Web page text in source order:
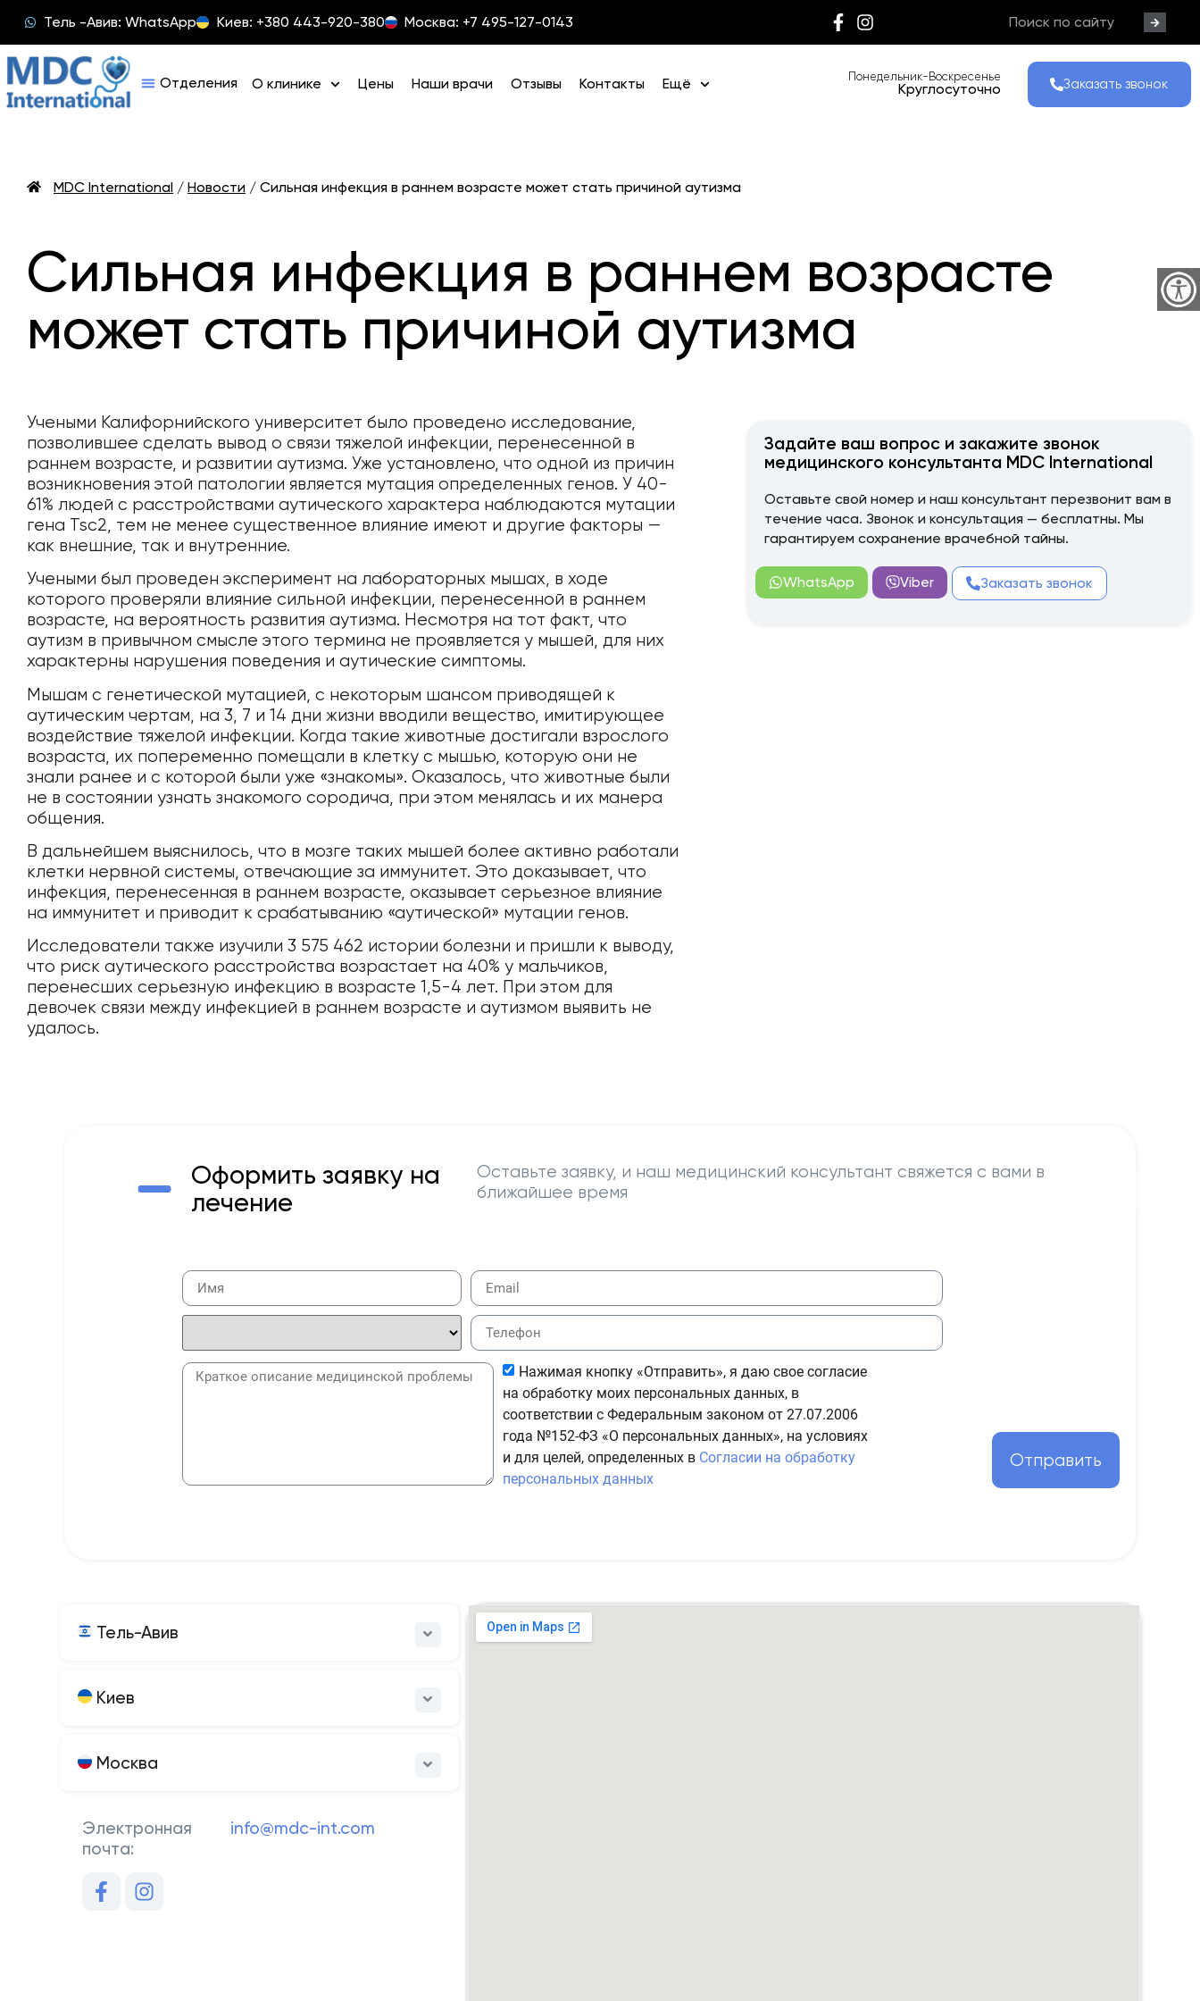
Тель -Авив: WhatsApp Киев: +380 443-920-380 Москва: +7 495-127-0143
О клинике Цены Наши врачи Отзывы Контакты Ещё Понедельник-Воскресенье
Круглосуточно Заказать звонок
MDC International / Новости / Сильная инфекция в раннем возрасте может стать причиной аутизма
Сильная инфекция в раннем возрасте
может стать причиной аутизма
Учеными Калифорнийского университет было проведено исследование,
позволившее сделать вывод о связи тяжелой инфекции, перенесенной в
раннем возрасте, и развитии аутизма. Уже установлено, что одной из причин
возникновения этой патологии является мутация определенных генов. У 40-
61% людей с расстройствами аутического характера наблюдаются мутации
гена Tsc2, тем не менее существенное влияние имеют и другие факторы —
как внешние, так и внутренние.
Учеными был проведен эксперимент на лабораторных мышах, в ходе
которого проверяли влияние сильной инфекции, перенесенной в раннем
возрасте, на вероятность развития аутизма. Несмотря на тот факт, что
аутизм в привычном смысле этого термина не проявляется у мышей, для них
характерны нарушения поведения и аутические симптомы.
Мышам с генетической мутацией, с некоторым шансом приводящей к
аутическим чертам, на 3, 7 и 14 дни жизни вводили вещество, имитирующее
воздействие тяжелой инфекции. Когда такие животные достигали взрослого
возраста, их попеременно помещали в клетку с мышью, которую они не
знали ранее и с которой были уже «знакомы». Оказалось, что животные были
не в состоянии узнать знакомого сородича, при этом менялась и их манера
общения.
В дальнейшем выяснилось, что в мозге таких мышей более активно работали
клетки нервной системы, отвечающие за иммунитет. Это доказывает, что
инфекция, перенесенная в раннем возрасте, оказывает серьезное влияние
на иммунитет и приводит к срабатыванию «аутической» мутации генов.
Исследователи также изучили 3 575 462 истории болезни и пришли к выводу,
что риск аутического расстройства возрастает на 40% у мальчиков,
перенесших серьезную инфекцию в возрасте 1,5-4 лет. При этом для
девочек связи между инфекцией в раннем возрасте и аутизмом выявить не
удалось.
Задайте ваш вопрос и закажите звонок
медицинского консультанта MDC International
Оставьте свой номер и наш консультант перезвонит вам в
течение часа. Звонок и консультация — бесплатны. Мы
гарантируем сохранение врачебной тайны.
WhatsApp Viber Заказать звонок
Оформить заявку на
лечение
Оставьте заявку, и наш медицинский консультант свяжется с вами в
ближайшее время
Нажимая кнопку «Отправить», я даю свое согласие
на обработку моих персональных данных, в
соответствии с Федеральным законом от 27.07.2006
года №152-ФЗ «О персональных данных», на условиях
и для целей, определенных в Согласии на обработку
персональных данных
Отправить
Тель-Авив
Киев
Москва
Электронная
почта:
info@mdc-int.com